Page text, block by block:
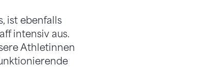
ist ebenfalls
intensiv aus.
Athletinnen